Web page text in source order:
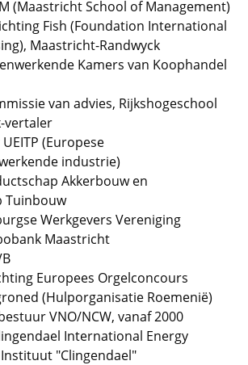
(Maastricht School of Management)
Fish (Foundation International
Maastricht-Randwyck
Kamers van Koophandel
van advies, Rijkshogeschool
vertaler
(Europese
industrie)
Akkerbouw en
Tuinbouw
Werkgevers Vereniging
Maastricht
Europees Orgelconcours
(Hulporganisatie Roemenië)
VNO/NCW, vanaf 2000
International Energy
"Clingendael"